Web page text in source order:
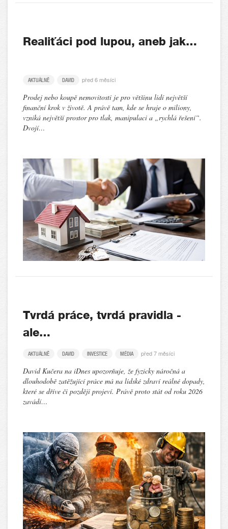
Realiťáci pod lupou, aneb jak…
AKTUÁLNĚ DAVID před 6 měsíci
Prodej nebo koupě nemovitosti je pro většinu lidí největší
finanční krok v životě. A právě tam, kde se hraje o miliony,
vzniká největší prostor pro tlak, manipulaci a „rychlá řešení“.
Dvojí…
Tvrdá práce, tvrdá pravidla -
ale…
AKTUÁLNĚ DAVID INVESTICE MÉDIA před 7 měsíci
David Kučera na iDnes upozorňuje, že fyzicky náročná a
dlouhodobě zatěžující práce má na lidské zdraví reálné dopady,
které se dříve či později projeví. Právě proto stát od roku 2026
zavádí…